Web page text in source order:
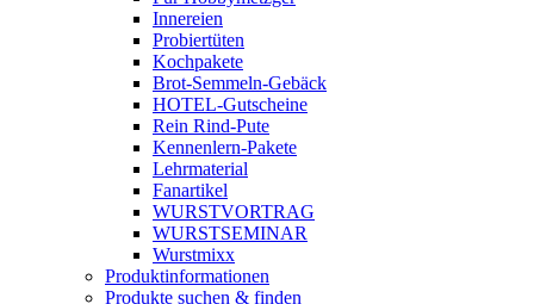
Innereien
Probiertüten
Kochpakete
Brot-Semmeln-Gebäck
HOTEL-Gutscheine
Rein Rind-Pute
Kennenlern-Pakete
Lehrmaterial
Fanartikel
WURST­VORTRAG
WURST­SEMINAR
Wurstmixx
Produktinformationen
Produkte suchen & finden